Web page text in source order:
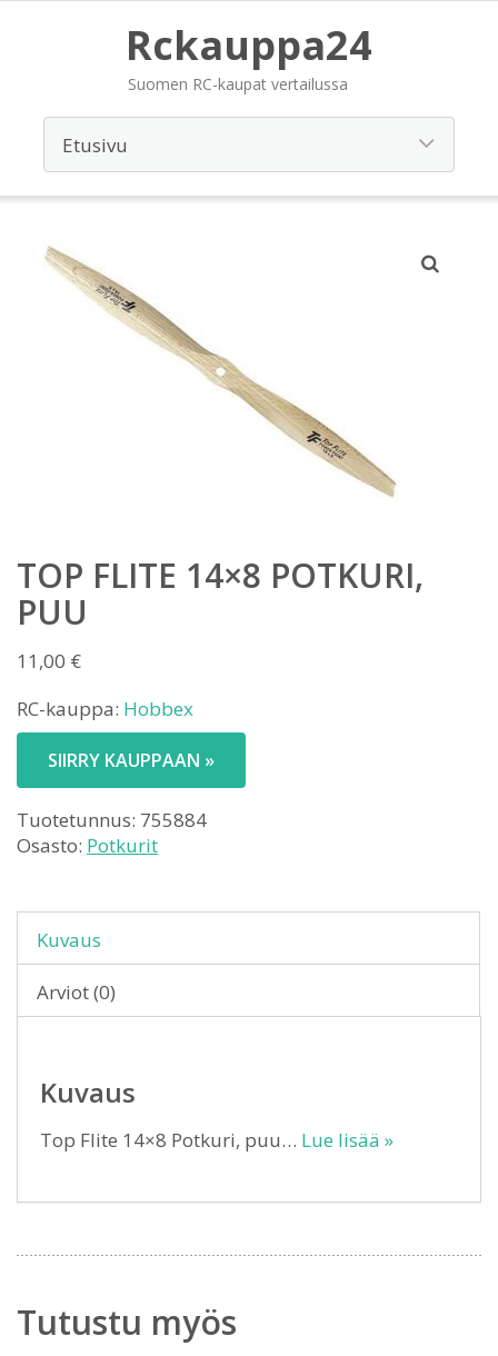
Rckauppa24
Suomen RC-kaupat vertailussa
TOP FLITE 14×8 POTKURI,
PUU
11,00 €
RC-kauppa: Hobbex
SIIRRY KAUPPAAN »
Tuotetunnus: 755884
Osasto: Potkurit
Kuvaus
Arviot (0)
Kuvaus
Top Flite 14×8 Potkuri, puu… Lue lisää »
Tutustu myös